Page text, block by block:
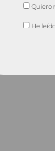
Quiero
He